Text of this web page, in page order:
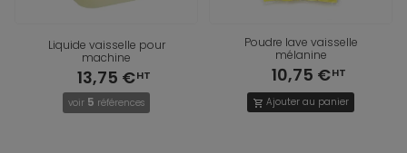
Liquide vaisselle pour
machine
13,75 €
voir 5 références
Poudre lave vaisselle
mélanine
10,75 €
shopping_cart Ajouter au panier